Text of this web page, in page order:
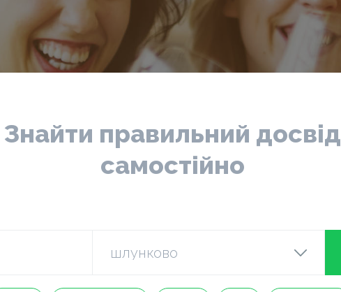
Знайти правильний досвід
самостійно